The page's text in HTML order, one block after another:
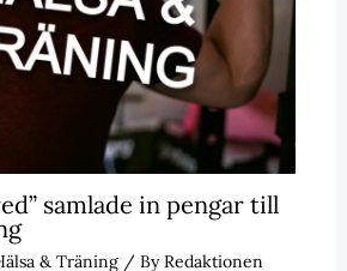
samlade in pengar till
& Träning/ ByRedaktionen